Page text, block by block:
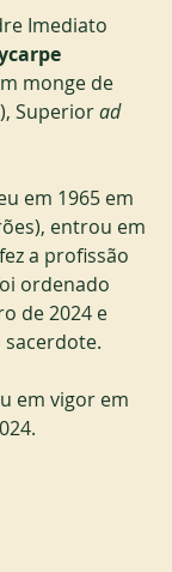
Imediato
monge de
Superior ad
em 1965 em
entrou em
a profissão
ordenado
de 2024 e
em vigor em